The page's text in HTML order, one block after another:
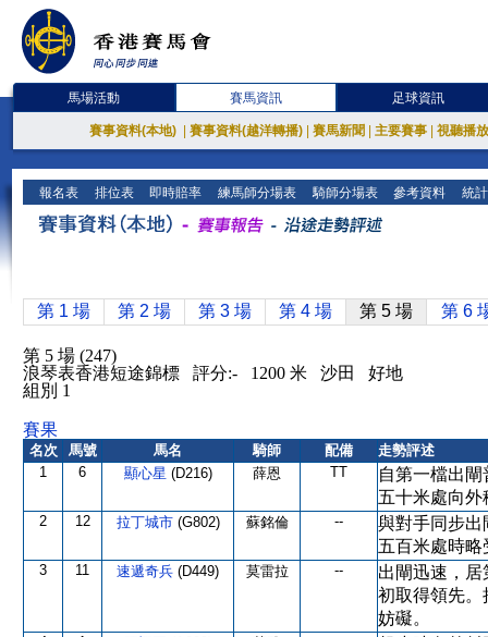
馬場活動 賽馬資訊 足球資訊
賽事資料(本地) 賽事資料(越洋轉播) 賽馬新聞 主要賽事 視聽播
報名表 排位表 即時賠率 練馬師分場表 騎師分場表 參考資料 統
第 1 場 第 2 場 第 3 場 第 4 場 第 5 場 第 6
第 5 場 (247)
浪琴表香港短途錦標 評分:- 1200 米 沙田 好地
組別 1
賽果
名次 馬號 馬名 騎師 配備
走勢評述
1
6 顯心星 (D216) 薛恩 TT
自第一檔出
五十米處向
2 12 拉丁城市 (G802) 蘇銘倫 --
與對手同步出
五百米處時
3 11 速遞奇兵 (D449) 莫雷拉 --
出閘迅速，
初取得領先。
妨礙。